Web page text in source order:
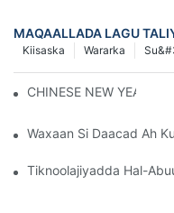
MAQAALLADA LAGU
Wararka
Kiisaska
CHINESE NEW YEAR
Waxaan Si Daacad Ah
Tiknoolajiyadda Hal-